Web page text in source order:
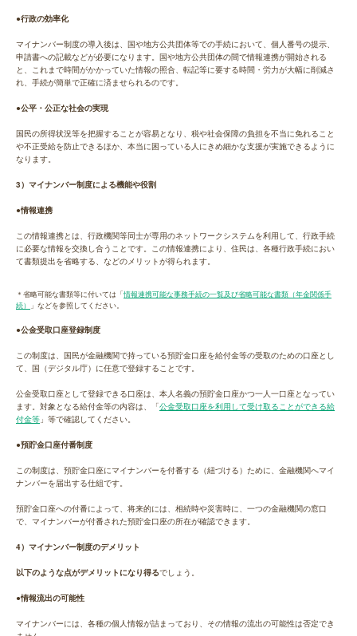
●行政の効率化
マイナンバー制度の導入後は、国や地方公共団体等での手続において、個人番号の提示、
申請書への記載などが必要になります。国や地方公共団体の間で情報連携が開始される
と、これまで時間がかかっていた情報の照合、転記等に要する時間・労力が大幅に削減さ
れ、手続が簡単で正確に済ませられるのです。
●公平・公正な社会の実現
国民の所得状況等を把握することが容易となり、税や社会保障の負担を不当に免れること
や不正受給を防止できるほか、本当に困っている人にきめ細かな支援が実施できるように
なります。
3）マイナンバー制度による機能や役割
●情報連携
この情報連携とは、行政機関等同士が専用のネットワークシステムを利用して、行政手続
に必要な情報を交換し合うことです。この情報連携により、住民は、各種行政手続におい
て書類提出を省略する、などのメリットが得られます。
＊省略可能な書類等に付いては「情報連携可能な事務手続の一覧及び省略可能な書類（年金関係手
続）
」などを参照してください。
●公金受取口座登録制度
この制度は、国民が金融機関で持っている預貯金口座を給付金等の受取のための口座とし
て、国（デジタル庁）に任意で登録することです。
公金受取口座として登録できる口座は、本人名義の預貯金口座かつ一人一口座となってい
ます。対象となる給付金等の内容は、「公金受取口座を利用して受け取ることができる給
付金等 」等で確認してください。
●預貯金口座付番制度
この制度は、預貯金口座にマイナンバーを付番する（紐づける）ために、金融機関へマイ
ナンバーを届出する仕組です。
預貯金口座への付番によって、将来的には、相続時や災害時に、一つの金融機関の窓口
で、マイナンバーが付番された預貯金口座の所在が確認できます。
4）マイナンバー制度のデメリット
以下のような点がデメリットになり得るでしょう。
●情報流出の可能性
マイナンバーには、各種の個人情報が詰まっており、その情報の流出の可能性は否定でき